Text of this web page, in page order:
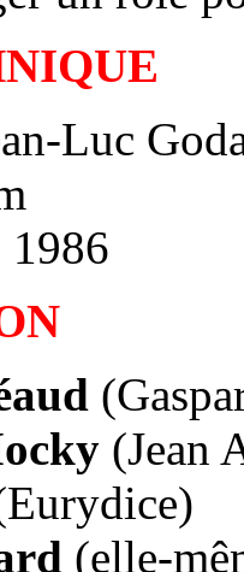
Luc
1986
(Jean
(elle-